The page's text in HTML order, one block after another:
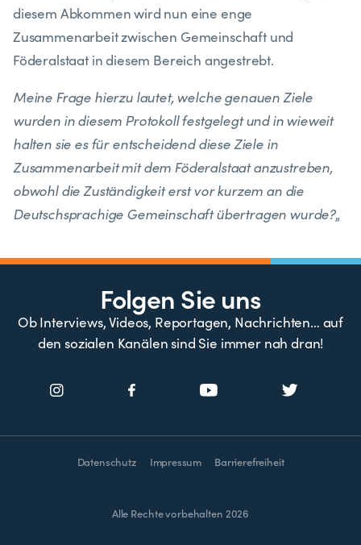
diesem Abkommen wird nun eine enge
Zusammenarbeit zwischen Gemeinschaft und
Föderalstaat in diesem Bereich angestrebt.
Meine Frage hierzu lautet, welche genauen Ziele
wurden in diesem Protokoll festgelegt und in wieweit
halten sie es für entscheidend diese Ziele in
Zusammenarbeit mit dem Föderalstaat anzustreben,
obwohl die Zuständigkeit erst vor kurzem an die
Deutschsprachige Gemeinschaft übertragen wurde?„
Folgen Sie uns
Ob Interviews, Videos, Reportagen, Nachrichten… auf
den sozialen Kanälen sind Sie immer nah dran!
Datenschutz Impressum Barrierefreiheit
Alle Rechte vorbehalten 2026